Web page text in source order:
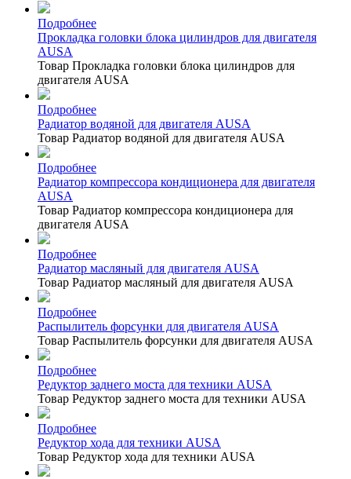
Подробнее
Прокладка головки блока цилиндров для двигателя
AUSA
Товар Прокладка головки блока цилиндров для
двигателя AUSA
Подробнее
Радиатор водяной для двигателя AUSA
Товар Радиатор водяной для двигателя AUSA
Подробнее
Радиатор компрессора кондиционера для двигателя
AUSA
Товар Радиатор компрессора кондиционера для
двигателя AUSA
Подробнее
Радиатор масляный для двигателя AUSA
Товар Радиатор масляный для двигателя AUSA
Подробнее
Распылитель форсунки для двигателя AUSA
Товар Распылитель форсунки для двигателя AUSA
Подробнее
Редуктор заднего моста для техники AUSA
Товар Редуктор заднего моста для техники AUSA
Подробнее
Редуктор хода для техники AUSA
Товар Редуктор хода для техники AUSA